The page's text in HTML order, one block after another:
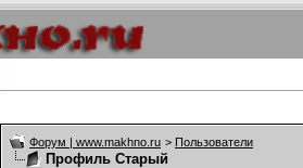
Форум | www.makhno.ru > Пользователи
Профиль Старый